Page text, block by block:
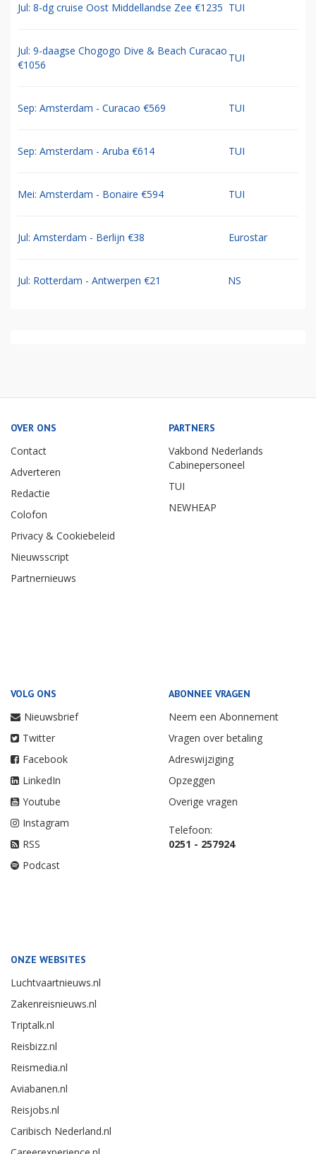
Jul: 8-dg cruise Oost Middellandse Zee €1235 TUI
Jul: 9-daagse Chogogo Dive & Beach Curacao
€1056
TUI
Sep: Amsterdam - Curacao €569 TUI
Sep: Amsterdam - Aruba €614 TUI
Mei: Amsterdam - Bonaire €594 TUI
Jul: Amsterdam - Berlijn €38 Eurostar
Jul: Rotterdam - Antwerpen €21 NS
OVER ONS
Contact
Adverteren
Redactie
Colofon
Privacy & Cookiebeleid
Nieuwsscript
Partnernieuws
PARTNERS
Vakbond Nederlands
Cabinepersoneel
TUI
NEWHEAP
VOLG ONS
Nieuwsbrief
Twitter
Facebook
LinkedIn
Youtube
Instagram
RSS
Podcast
ABONNEE VRAGEN
Neem een Abonnement
Vragen over betaling
Adreswijziging
Opzeggen
Overige vragen
Telefoon:
0251 - 257924
ONZE WEBSITES
Luchtvaartnieuws.nl
Zakenreisnieuws.nl
Triptalk.nl
Reisbizz.nl
Reismedia.nl
Aviabanen.nl
Reisjobs.nl
Caribisch Nederland.nl